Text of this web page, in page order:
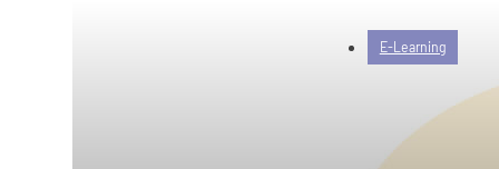
E-Learning